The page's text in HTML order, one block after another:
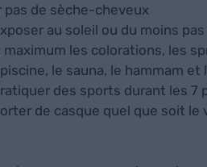
pas de sèche-cheveux
au soleil ou du moins
maximum les colorations, les
le sauna, le hammam
des sports durant les 7
de casque quel que soit